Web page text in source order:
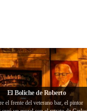
El Boliche de Roberto
el frente del veterano bar, el pintor